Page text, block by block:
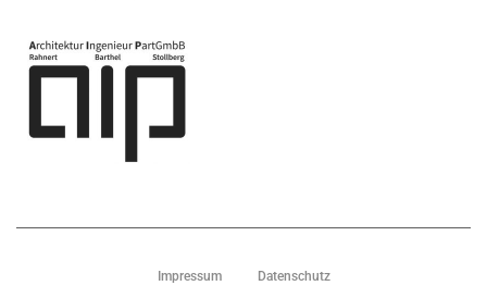
Impressum Datenschutz